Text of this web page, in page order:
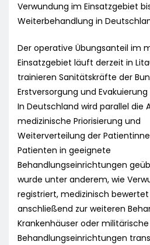
Verwundung im Einsatzgebiet
Weiterbehandlung in
Der operative Übungsanteil im
Einsatzgebiet läuft derzeit in
trainieren Sanitätskräfte der
Erstversorgung und
In Deutschland wird parallel die
medizinische Priorisierung und
Weiterverteilung der
Patienten in geeignete
Behandlungseinrichtungen
wurde unter anderem, wie
registriert, medizinisch
anschließend zur weiteren
Krankenhäuser oder militärische
Behandlungseinrichtungen